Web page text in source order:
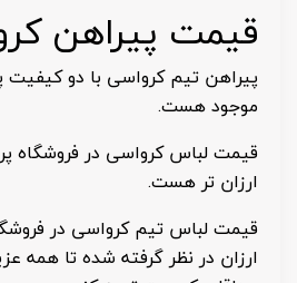
قیمت پیراهن
پیراهن تیم کرواسی با دو کیفیت
موجود هست.
قیمت لباس کرواسی در فروشگاه
ارزان تر هست.
قیمت لباس تیم کرواسی در
ارزان در نظر گرفته شده تا همه